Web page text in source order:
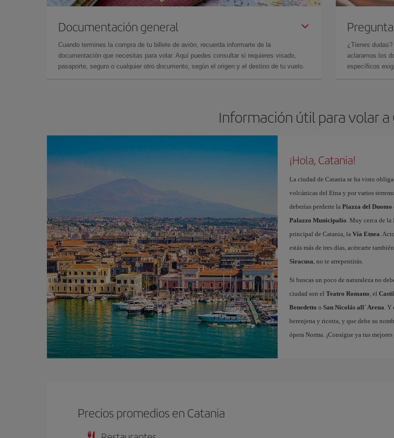
Documentación general
Cuando termines la compra de tu billete de avión, recuerda informarte de la
documentación que necesitas para volar. Aquí puedes consultar si requieres visado,
pasaporte, seguro o cualquier otro documento, según el origen y el destino de tu vuelo.
¿Tienes
aclaramos los
específicos
Información útil para volar a
¡Hola, Catania!
La ciudad de Catania se ha visto
volcánicas del Etna y por varios
deberías perderte la Piazza del Duomo
Palazzo Municipalio. Muy cerca de la
principal de Catania, la Vía Etnea.
estás más de tres días, acércarte
Siracusa, no te arrepentirás.
Si buscas un poco de naturaleza no
ciudad son el Teatro Romano, el
Benedetto o San Nicolás all´ Arena. Y
berenjena y ricotta, y que debe su
ópera Norma. ¡Consigue ya tus mejores
Precios promedios en Catania